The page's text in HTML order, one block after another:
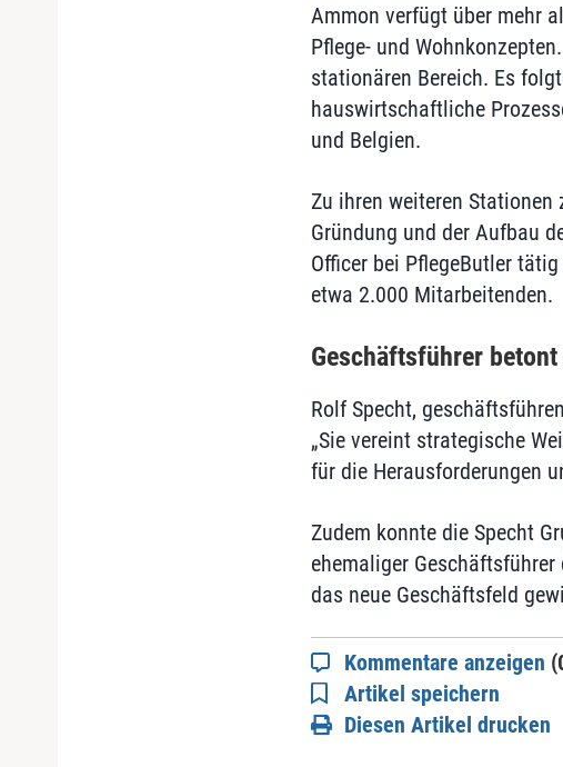
Ammon verfügt über mehr
Pflege- und
stationären Bereich. Es
hauswirtschaftliche
und Belgien.
Zu ihren weiteren
Gründung und der Aufbau
Officer bei PflegeButler
etwa 2.000 Mitarbeitenden.
Geschäftsführer
Rolf Specht,
„Sie vereint strategische
für die Herausforderungen
Zudem konnte die Specht
ehemaliger
das neue Geschäftsfeld
Kommentare anzeigen
Artikel speichern
Diesen Artikel drucken